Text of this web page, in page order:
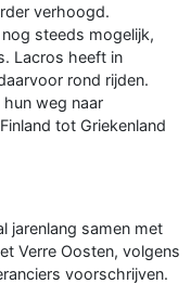
verhoogd.
steeds mogelijk,
Lacros heeft in
rond rijden.
weg naar
tot Griekenland
jarenlang samen met
Verre Oosten, volgens
voorschrijven.